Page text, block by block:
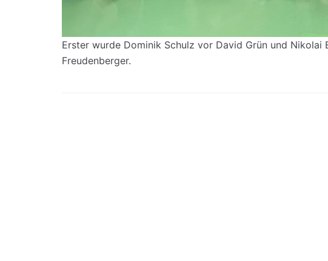
Erster wurde Dominik Schulz vor David Grün und Nikolai
Freudenberger.